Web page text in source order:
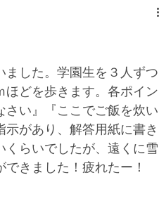
した。学園生を３人ずつ
どを歩きます。各ポイン
さい』『ここでご飯を炊い
があり、解答用紙に書き
らいでしたが、遠くに雪
きました！疲れたー！